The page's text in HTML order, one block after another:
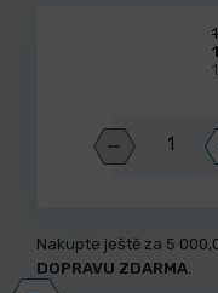
Nakupte ještě za 5
DOPRAVU ZDARMA.